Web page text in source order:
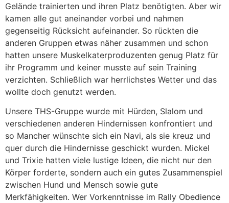
Gelände trainierten und ihren Platz benötigten. Aber wir
kamen alle gut aneinander vorbei und nahmen
gegenseitig Rücksicht aufeinander. So rückten die
anderen Gruppen etwas näher zusammen und schon
hatten unsere Muskelkaterproduzenten genug Platz für
ihr Programm und keiner musste auf sein Training
verzichten. Schließlich war herrlichstes Wetter und das
wollte doch genutzt werden.
Unsere THS-Gruppe wurde mit Hürden, Slalom und
verschiedenen anderen Hindernissen konfrontiert und
so Mancher wünschte sich ein Navi, als sie kreuz und
quer durch die Hindernisse geschickt wurden. Mickel
und Trixie hatten viele lustige Ideen, die nicht nur den
Körper forderte, sondern auch ein gutes Zusammenspiel
zwischen Hund und Mensch sowie gute
Merkfähigkeiten. Wer Vorkenntnisse im Rally Obedience